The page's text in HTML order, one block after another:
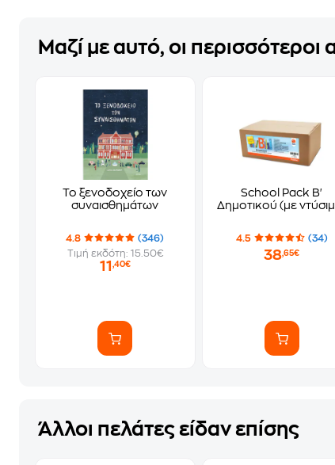
Μαζί με αυτό, οι περισσότεροι
Το ξενοδοχείο των
συναισθημάτων
4.8
(346)
Τιμή εκδότη: 15.50€
11 ,40€
School Pack Β'
Δημοτικού (με
4.5 (34)
38,65€
Άλλοι πελάτες είδαν επίσης